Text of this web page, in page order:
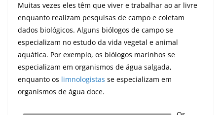
Muitas vezes eles têm que viver e trabalhar ao ar livre
enquanto realizam pesquisas de campo e coletam
dados biológicos. Alguns biólogos de campo se
especializam no estudo da vida vegetal e animal
aquática. Por exemplo, os biólogos marinhos se
especializam em organismos de água salgada,
enquanto os limnologistas se especializam em
organismos de água doce.